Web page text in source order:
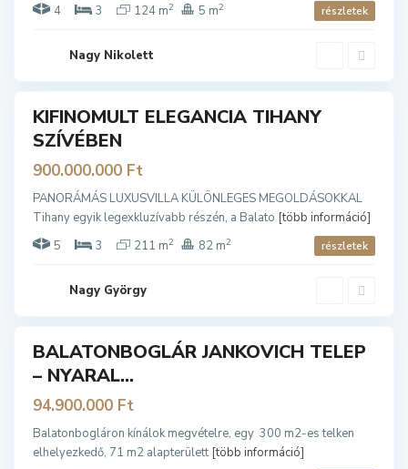
4
3 124 m2 5 m2 részletek
Nagy Nikolett
h
KIFINOMULT ELEGANCIA TIHANY
SZÍVÉBEN
900.000.000 Ft
PANORÁMÁS LUXUSVILLA KÜLÖNLEGES MEGOLDÁSOKKAL
Tihany egyik legexkluzívabb részén, a Balato [több információ]
5
3 211 m2 82 m2 részletek
Nagy György
a
a
t
o
b
o
g
BALATONBOGLÁR JANKOVICH TELEP
– NYARAL...
94.900.000 Ft
Balatonbogláron kínálok megvételre, egy 300 m2-es telken
elhelyezkedő, 71 m2 alapterülett [több információ]
a
a
t
o
b
o